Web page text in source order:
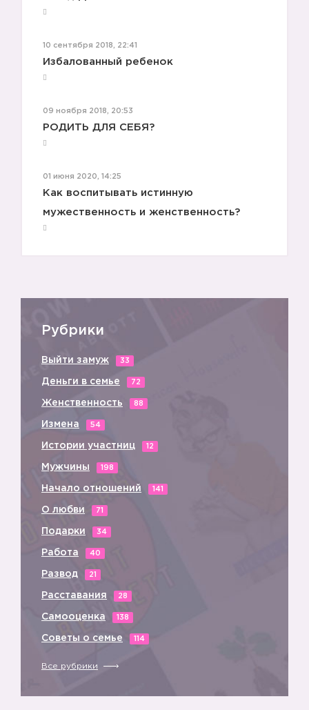
4️⃣
10 сентября 2018, 22:41
Избалованный ребенок
09 ноября 2018, 20:53
РОДИТЬ ДЛЯ СЕБЯ?
01 июня 2020, 14:25
Как воспитывать истинную
мужественность и женственность?
Рубрики
Выйти замуж 33
Деньги в семье 72
Женственность 88
Измена 54
Истории участниц 12
Мужчины 198
Начало отношений 141
О любви 71
Подарки 34
Работа 40
Развод 21
Расставания 28
Самооценка 138
Советы о семье 114
Все рубрики